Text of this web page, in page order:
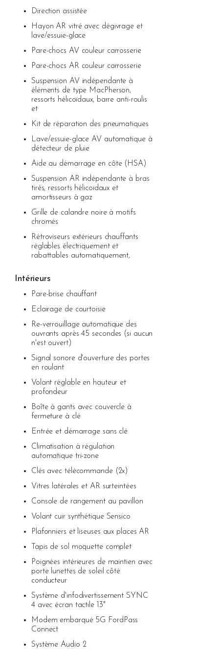
Direction assistée
Hayon AR vitré avec dégivrage et
lave/essuie-glace
Pare-chocs AV couleur carrosserie
Pare-chocs AR couleur carrosserie
Suspension AV indépendante à
éléments de type MacPherson,
ressorts hélicoïdaux, barre anti-roulis
et
Kit de réparation des pneumatiques
Lave/essuie-glace AV automatique à
détecteur de pluie
Aide au démarrage en côte (HSA)
Suspension AR indépendante à bras
tirés, ressorts hélicoïdaux et
amortisseurs à gaz
Grille de calandre noire à motifs
chromés
Rétroviseurs extérieurs chauffants
réglables électriquement et
rabattables automatiquement,
Intérieurs
Pare-brise chauffant
Eclairage de courtoisie
Re-verrouillage automatique des
ouvrants après 45 secondes (si aucun
n'est ouvert)
Signal sonore d'ouverture des portes
en roulant
Volant réglable en hauteur et
profondeur
Boîte à gants avec couvercle à
fermeture à clé
Entrée et démarrage sans clé
Climatisation à régulation
automatique tri-zone
Clés avec télécommande (2x)
Vitres latérales et AR surteintées
Console de rangement au pavillon
Volant cuir synthétique Sensico
Plafonniers et liseuses aux places AR
Tapis de sol moquette complet
Poignées intérieures de maintien avec
porte lunettes de soleil côté
conducteur
Système d'infodivertissement SYNC
4 avec écran tactile 13"
Modem embarqué 5G FordPass
Connect
Système Audio 2